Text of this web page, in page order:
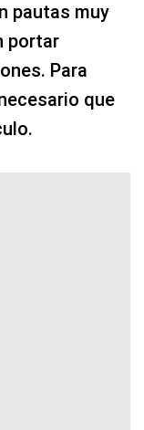
pautas muy
portar
Para
que